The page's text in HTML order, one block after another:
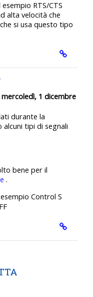
RTS/CTS
alta velocità che
si usa questo tipo
mercoledì, 1 dicembre
durante la
alcuni tipi di segnali
bene per il
.
Control S